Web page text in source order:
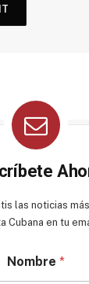
las noticias
Cubana en tu
Nombre *